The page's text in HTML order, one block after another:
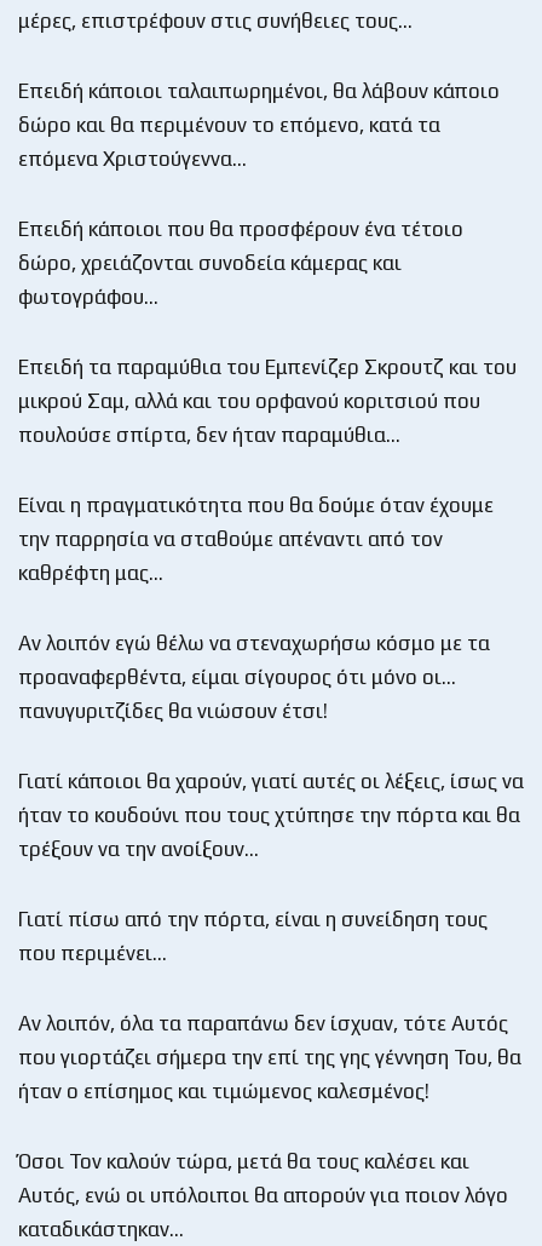
μέρες, επιστρέφουν στις συνήθειες τους…
Επειδή κάποιοι ταλαιπωρημένοι, θα λάβουν κάποιο
δώρο και θα περιμένουν το επόμενο, κατά τα
επόμενα Χριστούγεννα…
Επειδή κάποιοι που θα προσφέρουν ένα τέτοιο
δώρο, χρειάζονται συνοδεία κάμερας και
φωτογράφου…
Επειδή τα παραμύθια του Εμπενίζερ Σκρουτζ και του
μικρού Σαμ, αλλά και του ορφανού κοριτσιού που
πουλούσε σπίρτα, δεν ήταν παραμύθια…
Είναι η πραγματικότητα που θα δούμε όταν έχουμε
την παρρησία να σταθούμε απέναντι από τον
καθρέφτη μας…
Αν λοιπόν εγώ θέλω να στεναχωρήσω κόσμο με τα
προαναφερθέντα, είμαι σίγουρος ότι μόνο οι…
πανυγυριτζίδες θα νιώσουν έτσι!
Γιατί κάποιοι θα χαρούν, γιατί αυτές οι λέξεις, ίσως να
ήταν το κουδούνι που τους χτύπησε την πόρτα και θα
τρέξουν να την ανοίξουν…
Γιατί πίσω από την πόρτα, είναι η συνείδηση τους
που περιμένει…
Αν λοιπόν, όλα τα παραπάνω δεν ίσχυαν, τότε Αυτός
που γιορτάζει σήμερα την επί της γης γέννηση Του, θα
ήταν ο επίσημος και τιμώμενος καλεσμένος!
Όσοι Τον καλούν τώρα, μετά θα τους καλέσει και
Αυτός, ενώ οι υπόλοιποι θα απορούν για ποιον λόγο
καταδικάστηκαν…